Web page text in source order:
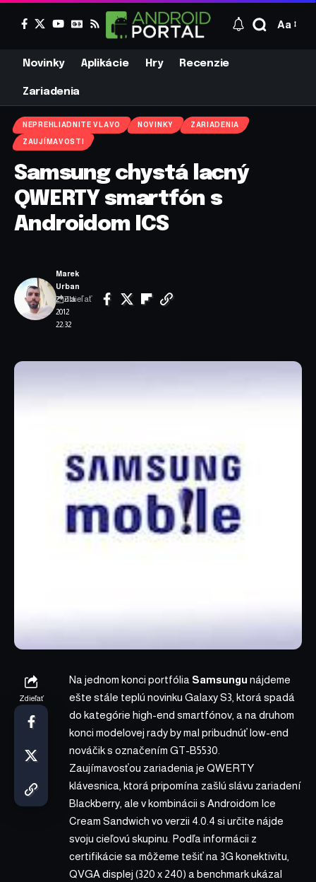
Aa
Novinky Aplikácie Hry Recenzie
Zariadenia
NEPREHLIADNITE VLAVO NOVINKY ZARIADENIA
ZAUJÍMAVOSTI
Samsung chystá lacný
QWERTY smartfón s
Androidom ICS
2. júla
2012
22:32
Marek
Urban
Zdieľať
Zdieľať
Na jednom konci portfólia Samsungu nájdeme
ešte stále teplú novinku Galaxy S3, ktorá spadá
do kategórie high-end smartfónov, a na druhom
konci modelovej rady by mal pribudnúť low-end
nováčik s označením GT-B5530.
Zaujímavosťou zariadenia je QWERTY
klávesnica, ktorá pripomína zašlú slávu zariadení
Blackberry, ale v kombinácii s Androidom Ice
Cream Sandwich vo verzii 4.0.4 si určite nájde
svoju cieľovú skupinu. Podľa informácii z
certifikácie sa môžeme tešiť na 3G konektivitu,
QVGA displej (320 x 240) a benchmark ukázal